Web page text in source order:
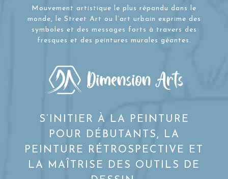
Mouvement artistique le plus répandu dans le
monde, le Street Art ou l’art urbain exprime des
symboles et des messages forts à travers des
fresques et des peintures murales géantes.
S’INITIER À LA PEINTURE
POUR DÉBUTANTS, LA
PEINTURE RÉTROSPECTIVE ET
LA MAÎTRISE DES OUTILS DE